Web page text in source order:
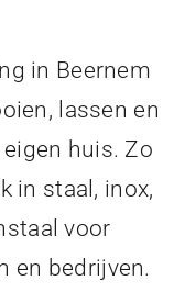
in Beernem
lassen en
huis. Zo
in staal, inox,
voor
en bedrijven.